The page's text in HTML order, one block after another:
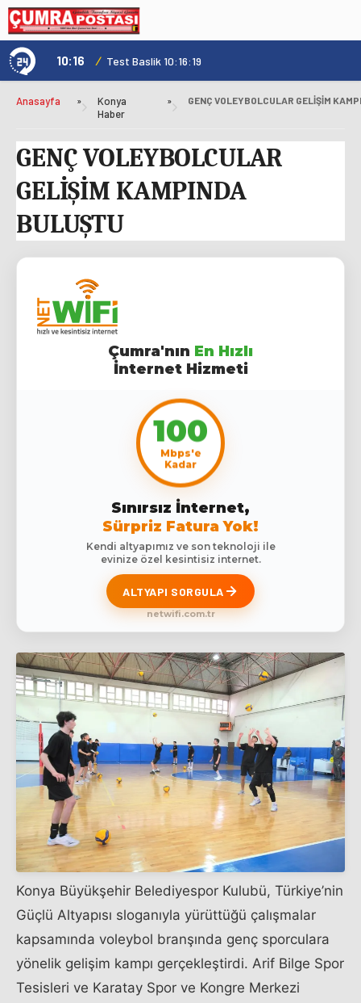
10:16 / Test Baslik 10:16:19
Anasayfa »
Konya
Haber
»
GENÇ VOLEYBOLCULAR
GELİŞİM KAMPINDA
BULUŞTU
Çumra'nın En Hızlı
İnternet Hizmeti
100
Mbps'e
Kadar
Sınırsız İnternet,
Sürpriz Fatura Yok!
Kendi altyapımız ve son teknoloji ile
evinize özel kesintisiz internet.
ALTYAPI SORGULA
netwifi.com.tr
Konya Büyükşehir Belediyespor Kulubü, Türkiye’nin
Güçlü Altyapısı sloganıyla yürüttüğü çalışmalar
kapsamında voleybol branşında genç sporculara
yönelik gelişim kampı gerçekleştirdi. Arif Bilge Spor
Tesisleri ve Karatay Spor ve Kongre Merkezi